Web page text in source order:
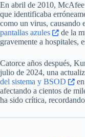
En abril de 2010,
que identificaba
como un virus, causando
pantallas azules
de la
gravemente a hospitales,
Catorce años después,
julio de 2024, una
del sistema y BSOD
afectando a cientos de
ha sido crítica,